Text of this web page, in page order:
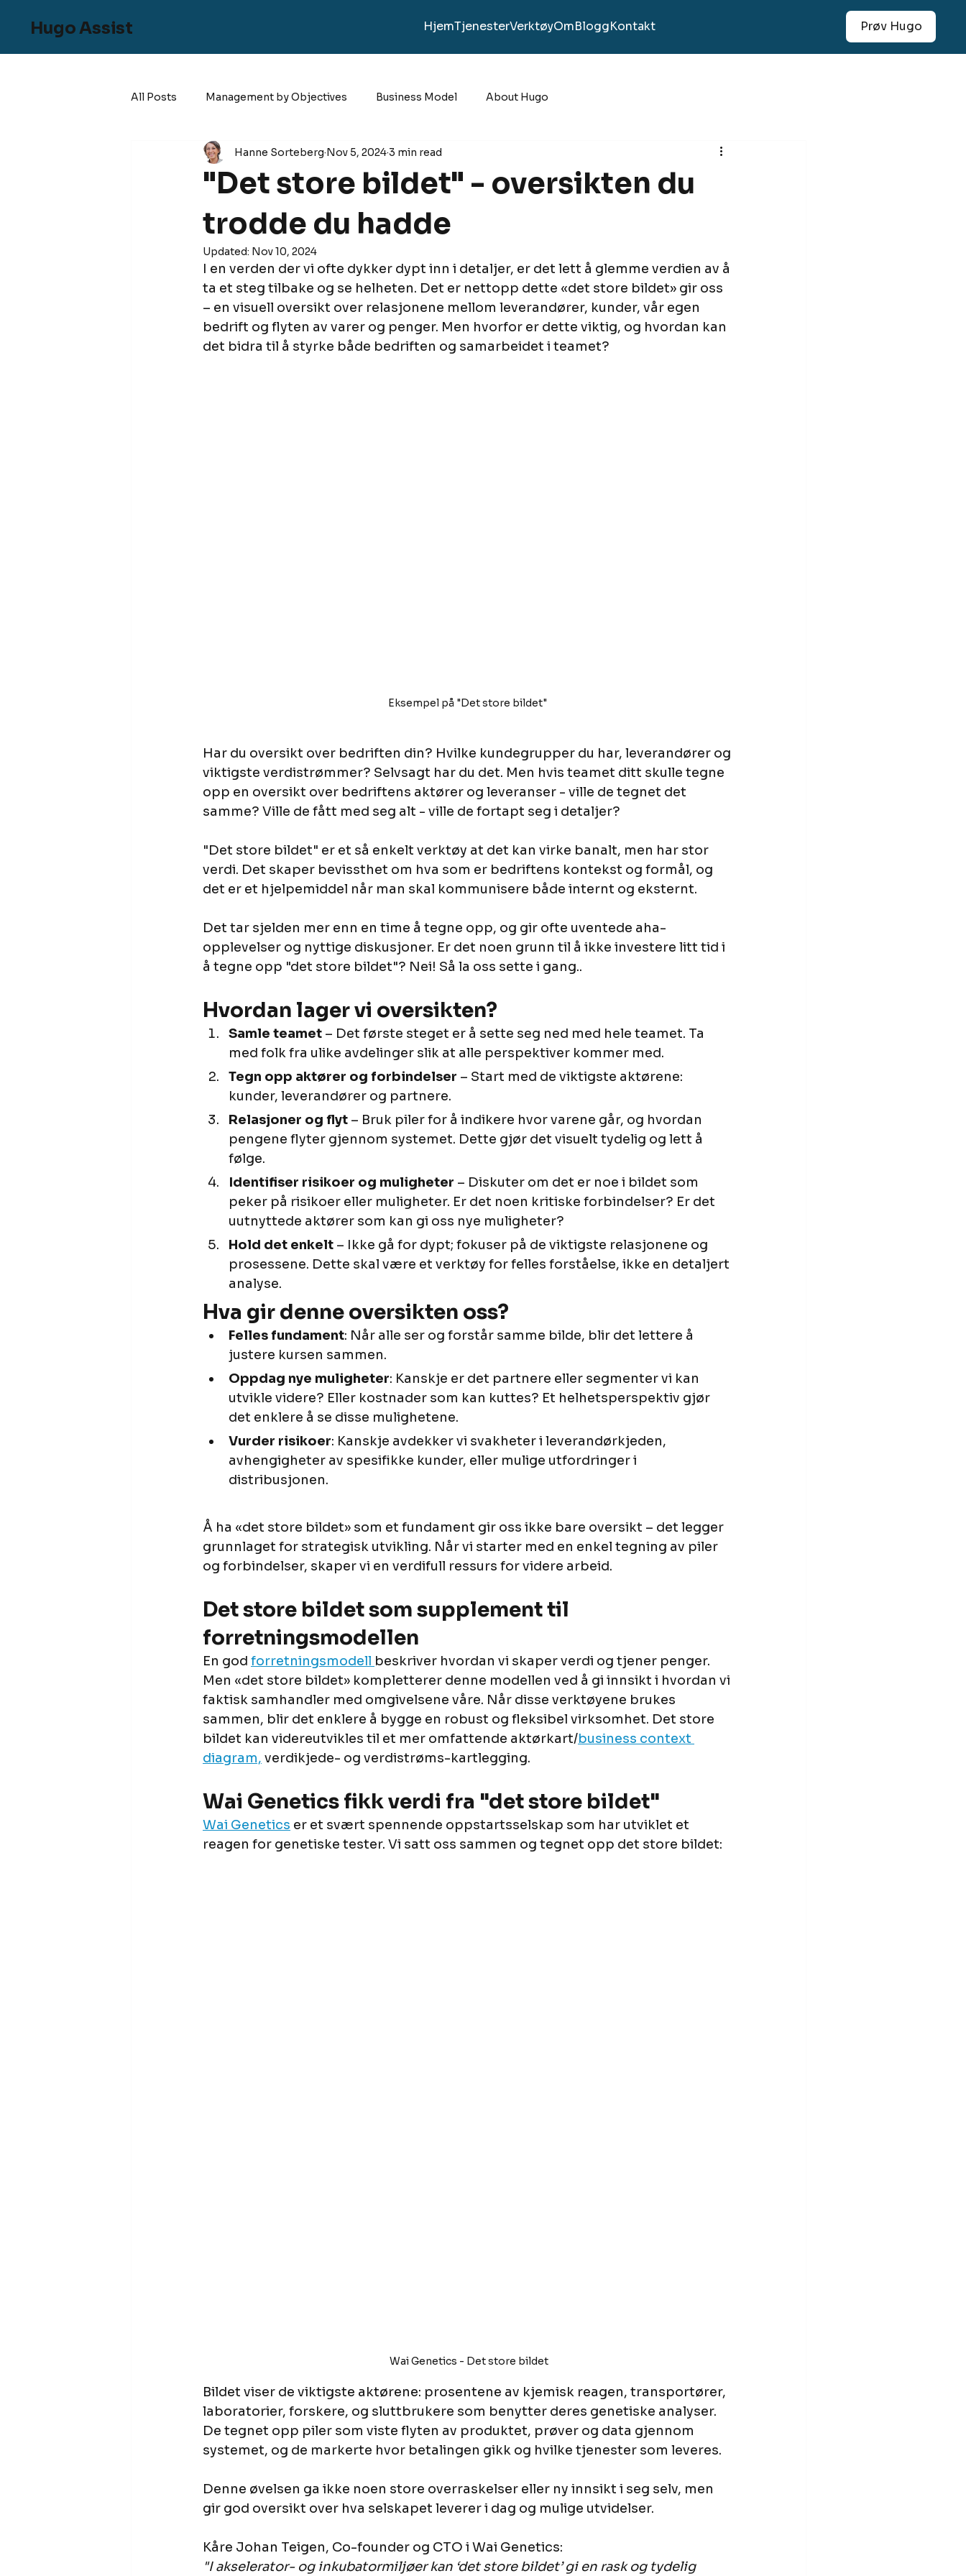
Hugo Assist HjemTjenesterVerktøyOmBloggKontakt Prøv Hugo
All Posts Management by Objectives Business Model About Hugo
"Det store bildet" - oversikten du
trodde du hadde
Hanne Sorteberg Nov 5, 20243 min read
Updated: Nov 10, 2024
I en verden der vi ofte dykker dypt inn i detaljer, er det lett å glemme verdien av å
ta et steg tilbake og se helheten. Det er nettopp dette «det store bildet» gir oss
– en visuell oversikt over relasjonene mellom leverandører, kunder, vår egen
bedrift og flyten av varer og penger. Men hvorfor er dette viktig, og hvordan kan
det bidra til å styrke både bedriften og samarbeidet i teamet?
Eksempel på "Det store bildet"
Har du oversikt over bedriften din? Hvilke kundegrupper du har, leverandører og
viktigste verdistrømmer? Selvsagt har du det. Men hvis teamet ditt skulle tegne
opp en oversikt over bedriftens aktører og leveranser - ville de tegnet det
samme? Ville de fått med seg alt - ville de fortapt seg i detaljer?
"Det store bildet" er et så enkelt verktøy at det kan virke banalt, men har stor
verdi. Det skaper bevissthet om hva som er bedriftens kontekst og formål, og
det er et hjelpemiddel når man skal kommunisere både internt og eksternt.
Det tar sjelden mer enn en time å tegne opp, og gir ofte uventede aha-
opplevelser og nyttige diskusjoner. Er det noen grunn til å ikke investere litt tid i
å tegne opp "det store bildet"? Nei! Så la oss sette i gang..
Hvordan lager vi oversikten?
Samle teamet – Det første steget er å sette seg ned med hele teamet. Ta
med folk fra ulike avdelinger slik at alle perspektiver kommer med.
Tegn opp aktører og forbindelser – Start med de viktigste aktørene:
kunder, leverandører og partnere.
Relasjoner og flyt – Bruk piler for å indikere hvor varene går, og hvordan
pengene flyter gjennom systemet. Dette gjør det visuelt tydelig og lett å
følge.
Identifiser risikoer og muligheter – Diskuter om det er noe i bildet som
peker på risikoer eller muligheter. Er det noen kritiske forbindelser? Er det
uutnyttede aktører som kan gi oss nye muligheter?
Hold det enkelt – Ikke gå for dypt; fokuser på de viktigste relasjonene og
prosessene. Dette skal være et verktøy for felles forståelse, ikke en detaljert
analyse.
Hva gir denne oversikten oss?
Felles fundament: Når alle ser og forstår samme bilde, blir det lettere å
justere kursen sammen.
Oppdag nye muligheter: Kanskje er det partnere eller segmenter vi kan
utvikle videre? Eller kostnader som kan kuttes? Et helhetsperspektiv gjør
det enklere å se disse mulighetene.
Vurder risikoer: Kanskje avdekker vi svakheter i leverandørkjeden,
avhengigheter av spesifikke kunder, eller mulige utfordringer i
distribusjonen.
Å ha «det store bildet» som et fundament gir oss ikke bare oversikt – det legger
grunnlaget for strategisk utvikling. Når vi starter med en enkel tegning av piler
og forbindelser, skaper vi en verdifull ressurs for videre arbeid.
Det store bildet som supplement til
forretningsmodellen
En god forretningsmodell beskriver hvordan vi skaper verdi og tjener penger.
Men «det store bildet» kompletterer denne modellen ved å gi innsikt i hvordan vi
faktisk samhandler med omgivelsene våre. Når disse verktøyene brukes
sammen, blir det enklere å bygge en robust og fleksibel virksomhet. Det store
bildet kan videreutvikles til et mer omfattende aktørkart/business context
diagram, verdikjede- og verdistrøms-kartlegging.
Wai Genetics fikk verdi fra "det store bildet"
Wai Genetics er et svært spennende oppstartsselskap som har utviklet et
reagen for genetiske tester. Vi satt oss sammen og tegnet opp det store bildet:
Wai Genetics - Det store bildet
Bildet viser de viktigste aktørene: prosentene av kjemisk reagen, transportører,
laboratorier, forskere, og sluttbrukere som benytter deres genetiske analyser.
De tegnet opp piler som viste flyten av produktet, prøver og data gjennom
systemet, og de markerte hvor betalingen gikk og hvilke tjenester som leveres.
Denne øvelsen ga ikke noen store overraskelser eller ny innsikt i seg selv, men
gir god oversikt over hva selskapet leverer i dag og mulige utvidelser.
Kåre Johan Teigen, Co-founder og CTO i Wai Genetics:
"I akselerator- og inkubatormiljøer kan ‘det store bildet’ gi en rask og tydelig